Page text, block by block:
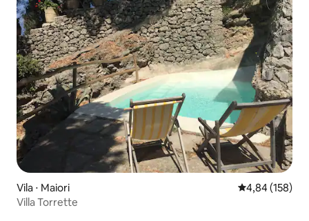
Vila ⋅ Maiori 4,84 de uma
4,84 (158)
Villa Torrette